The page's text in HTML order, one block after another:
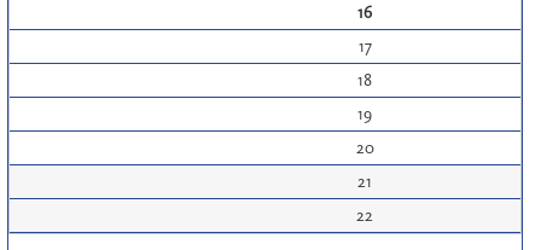
16
17
18
19
20
21
22